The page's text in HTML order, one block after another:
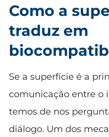
Como a
traduz em
Se a superfície é a
comunicação entre o
temos de nos
diálogo. Um dos